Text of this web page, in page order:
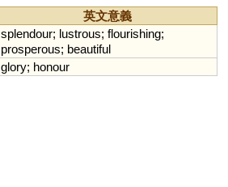
英文意義
splendour; lustrous; flourishing;
prosperous; beautiful
glory; honour